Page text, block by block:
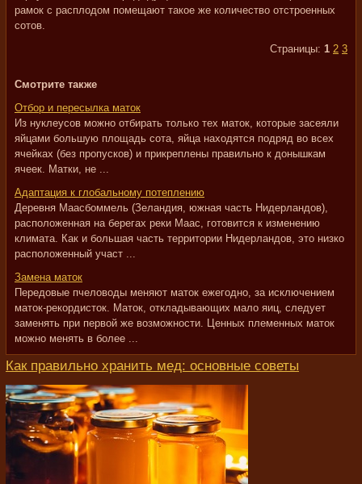
рамок с расплодом помещают такое же количество отстроенных
сотов.
Страницы: 1 2 3
Смотрите также
Отбор и пересылка маток
Из нуклеусов можно отбирать только тех маток, которые засеяли
яйцами большую площадь сота, яйца находятся подряд во всех
ячейках (без пропусков) и прикреплены правильно к донышкам
ячеек. Матки, не ...
Адаптация к глобальному потеплению
Деревня Маасбоммель (Зеландия, южная часть Нидерландов),
расположенная на берегах реки Маас, готовится к изменению
климата. Как и большая часть территории Нидерландов, это низко
расположенный участ ...
Замена маток
Передовые пчеловоды меняют маток ежегодно, за исключением
маток-рекордисток. Маток, откладывающих мало яиц, следует
заменять при первой же возможности. Ценных племенных маток
можно менять в более ...
Как правильно хранить мед: основные советы